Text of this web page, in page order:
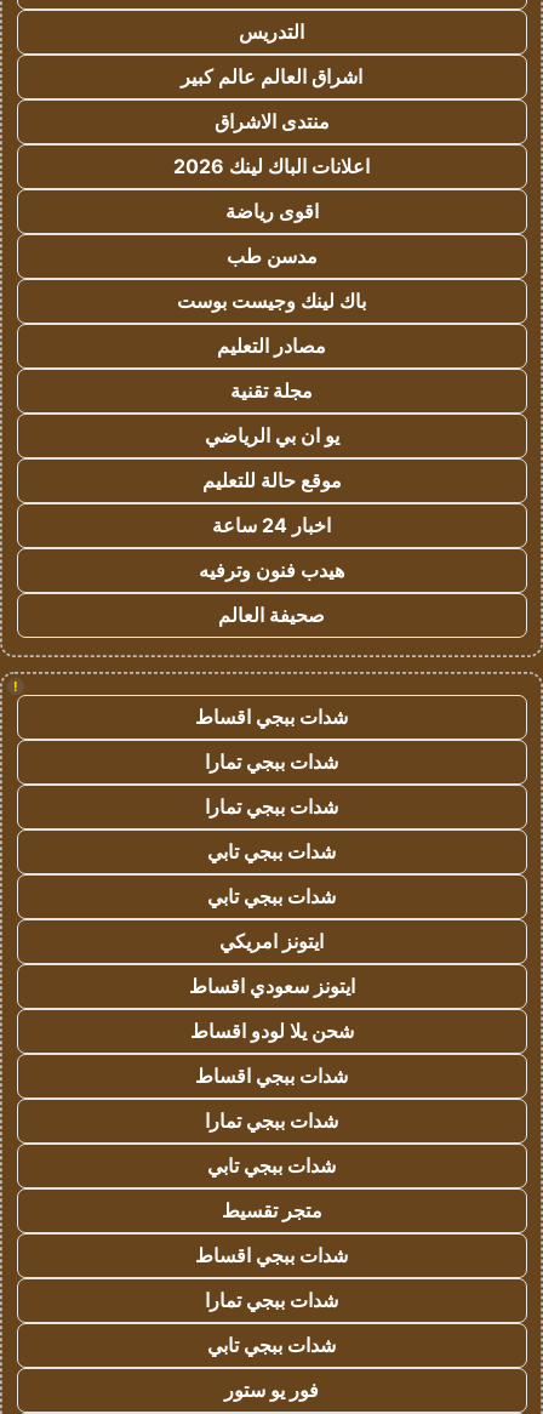
التدريس
اشراق العالم عالم كبير
منتدى الاشراق
اعلانات الباك لينك 2026
اقوى رياضة
مدسن طب
باك لينك وجيست بوست
مصادر التعليم
مجلة تقنية
يو ان بي الرياضي
موقع حالة للتعليم
اخبار 24 ساعة
هيدب فنون وترفيه
صحيفة العالم
!
شدات ببجي اقساط
شدات ببجي تمارا
شدات ببجي تمارا
شدات ببجي تابي
شدات ببجي تابي
ايتونز امريكي
ايتونز سعودي اقساط
شحن يلا لودو اقساط
شدات ببجي اقساط
شدات ببجي تمارا
شدات ببجي تابي
متجر تقسيط
شدات ببجي اقساط
شدات ببجي تمارا
شدات ببجي تابي
فور يو ستور